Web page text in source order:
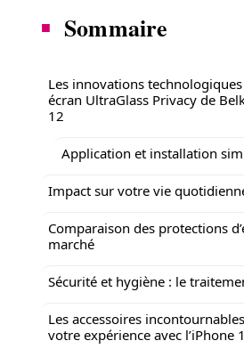
Sommaire
Les innovations
écran UltraGlass Privacy de
12
Application et installation
Impact sur votre vie
Comparaison des protections
marché
Sécurité et hygiène : le
Les accessoires
votre expérience avec l’iPhone